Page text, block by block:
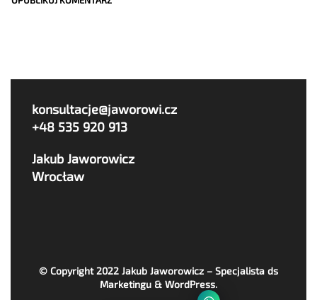
konsultacje@jaworowi.cz
+48 535 920 913
Jakub Jaworowicz
Wrocław
© Copyright 2022 Jakub Jaworowicz – Specjalista ds
Marketingu & WordPress.